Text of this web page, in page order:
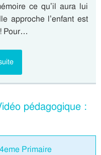
ce qu’il aura lui
approche l’enfant est
Pour…
pédagogique :
Primaire